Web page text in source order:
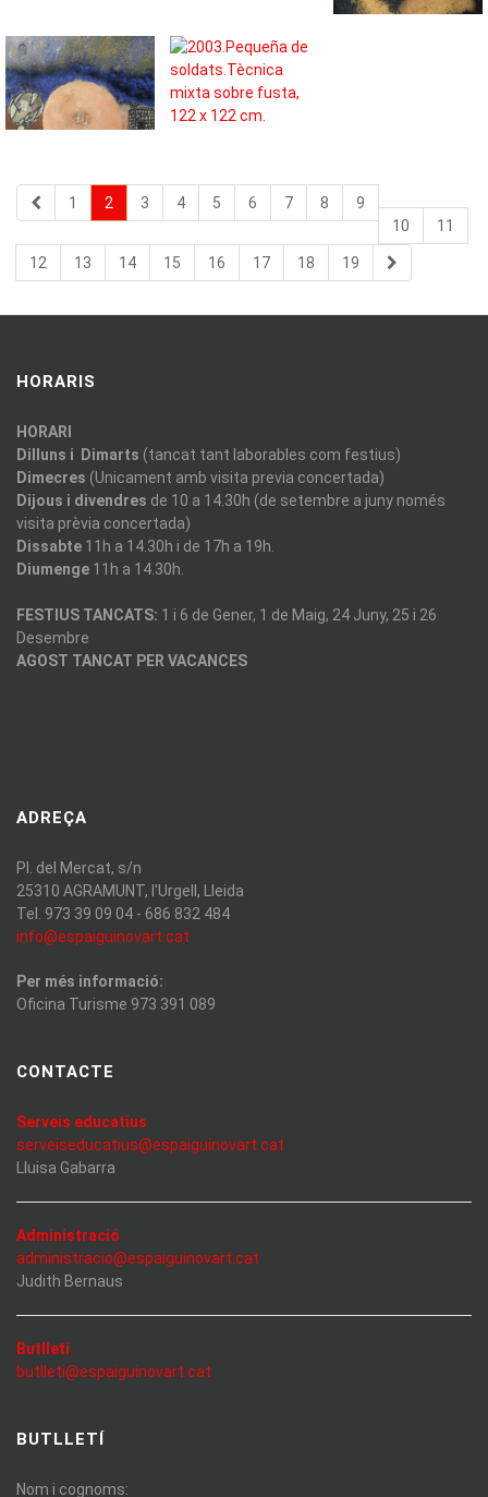
1 2 3 4 5 6 7 8
9
10
11
12 13 14 15 16 17 18 19
HORARIS
HORARI
Dilluns i Dimarts (tancat tant laborables com festius)
Dimecres (Unicament amb visita previa concertada)
Dijous i divendres de 10 a 14.30h (de setembre a juny només
visita prèvia concertada)
Dissabte 11h a 14.30h i de 17h a 19h.
Diumenge 11h a 14.30h.
FESTIUS TANCATS: 1 i 6 de Gener, 1 de Maig, 24 Juny, 25 i 26
Desembre
AGOST TANCAT PER VACANCES
ADREÇA
Pl. del Mercat, s/n
25310 AGRAMUNT, l'Urgell, Lleida
Tel. 973 39 09 04 - 686 832 484
info@espaiguinovart.cat
Per més informació:
Oficina Turisme 973 391 089
CONTACTE
Serveis educatius
serveiseducatius@espaiguinovart.cat
Lluisa Gabarra
Administració
administracio@espaiguinovart.cat
Judith Bernaus
Butlletí
butlleti@espaiguinovart.cat
BUTLLETÍ
Nom i cognoms: